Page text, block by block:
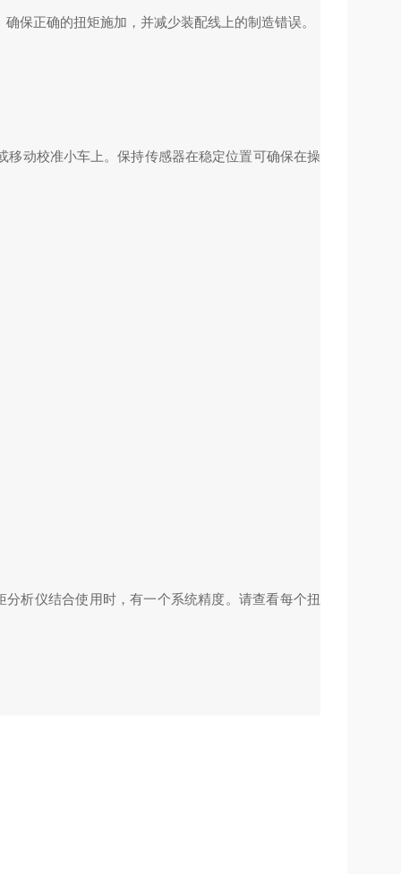
保正确的扭矩施加，并减少装配线上的制造错误。
动校准小车上。保持传感器在稳定位置可确保在操
析仪结合使用时，有一个系统精度。请查看每个扭